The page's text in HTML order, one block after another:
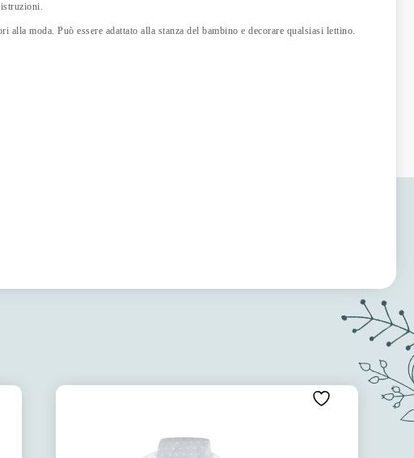
moda. Può essere adattato alla stanza del bambino e decorare qualsiasi lettino.